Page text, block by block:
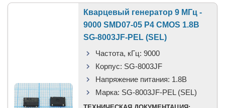
Кварцевый генератор 9 МГц -
9000 SMD07-05 P4 CMOS 1.8В
SG-8003JF-PEL (SEL)
Частота, кГц: 9000
Корпус: SG-8003JF
Напряжение питания: 1.8В
Марка: SG-8003JF-PEL (SEL)